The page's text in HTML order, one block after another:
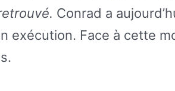
Conrad a
exécution. Face à cette